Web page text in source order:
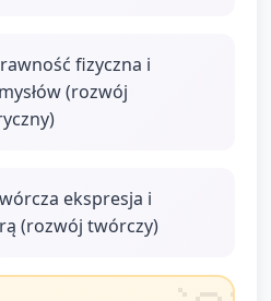
fizyczna i
(rozwój
ekspresja i
(rozwój twórczy)